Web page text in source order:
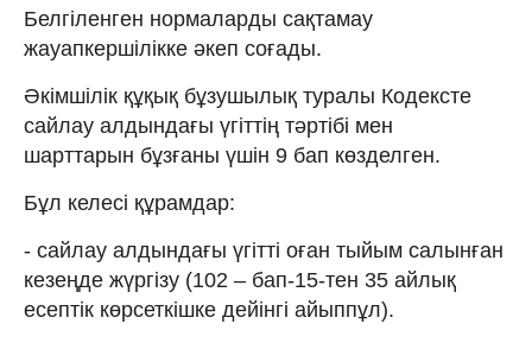
Белгіленген нормаларды сақтамау
жауапкершілікке әкеп соғады.
Әкімшілік құқық бұзушылық туралы Кодексте
сайлау алдындағы үгіттің тәртібі мен
шарттарын бұзғаны үшін 9 бап көзделген.
Бұл келесі құрамдар:
- сайлау алдындағы үгiтті оған тыйым салынған
кезеңде жүргiзу (102 – бап-15-тен 35 айлық
есептiк көрсеткiшке дейінгі айыппұл).